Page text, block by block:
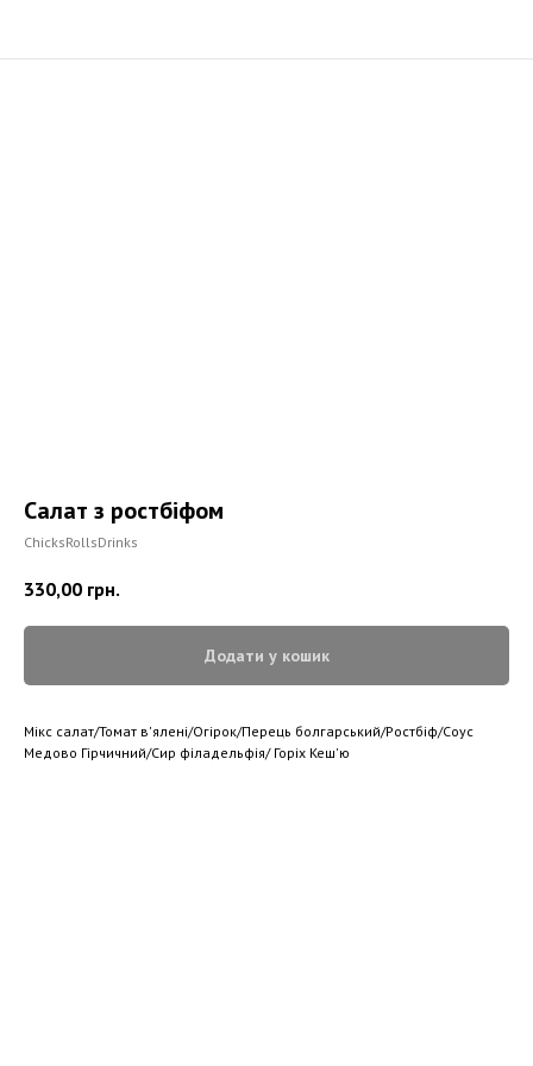
Салат з ростбіфом
ChicksRollsDrinks
330,00 грн.
Додати у кошик
Мікс салат/Томат в'ялені/Огірок/Перець болгарський/Ростбіф/Соус
Медово Гірчичний/Сир філадельфія/ Горіх Кеш'ю